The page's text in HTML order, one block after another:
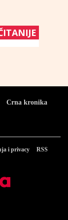
Crna kronika
i privacy
RSS